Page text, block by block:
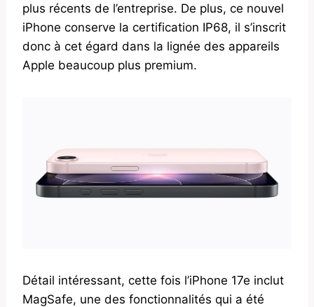
plus récents de l’entreprise. De plus, ce nouvel
iPhone conserve la certification IP68, il s’inscrit
donc à cet égard dans la lignée des appareils
Apple beaucoup plus premium.
Détail intéressant, cette fois l’iPhone 17e inclut
MagSafe, une des fonctionnalités qui a été